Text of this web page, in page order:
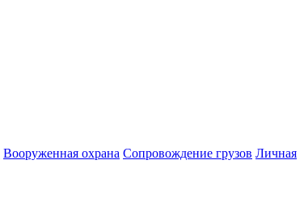
Вооруженная охрана Сопровождение грузов Личная